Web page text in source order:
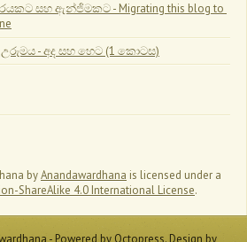
සහ ඇන්ජිමකට - Migrating this blog to
උරුමය - අද සහ හෙට (1 කොටස)
byAnandawardhana is licensed under a
ShareAlike 4.0 International License.